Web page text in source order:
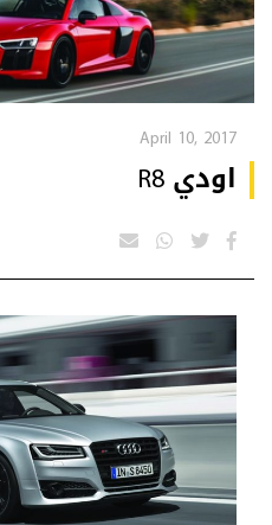
April 10, 2017
اودي R8